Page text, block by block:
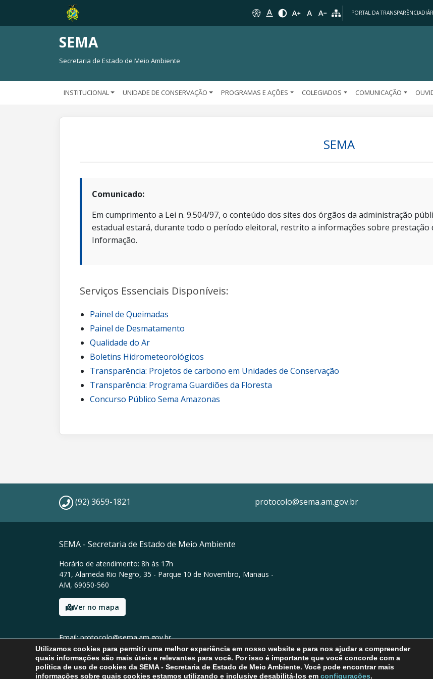
PORTAL DA TRANSPARÊNCIA
SEMA
Secretaria de Estado de Meio Ambiente
INSTITUCIONAL UNIDADE DE CONSERVAÇÃO PROGRAMAS E AÇÕES COLEGIADOS COMUNICAÇÃO
SEMA
Comunicado:
Em cumprimento a Lei n. 9.504/97, o conteúdo dos sites dos órgãos da administração
estadual estará, durante todo o período eleitoral, restrito a informações sobre prestação
Informação.
Serviços Essenciais Disponíveis:
Painel de Queimadas
Painel de Desmatamento
Qualidade do Ar
Boletins Hidrometeorológicos
Transparência: Projetos de carbono em Unidades de Conservação
Transparência: Programa Guardiões da Floresta
Concurso Público Sema Amazonas
(92) 3659-1821 protocolo@sema.am.gov.br
SEMA - Secretaria de Estado de Meio Ambiente
Horário de atendimento: 8h às 17h
471, Alameda Rio Negro, 35 - Parque 10 de Novembro, Manaus -
AM, 69050-560
Ver no mapa
Email: protocolo@sema.am.gov.br
Tel: (92) 3659-1821
Utilizamos cookies para permitir uma melhor experiência em nosso website e para nos ajudar a compreender
quais informações são mais úteis e relevantes para você. Por isso é importante que você concorde com a
política de uso de cookies da SEMA - Secretaria de Estado de Meio Ambiente. Você pode encontrar mais
informações sobre quais cookies estamos utilizando e inclusive desabilitá-los em configurações.